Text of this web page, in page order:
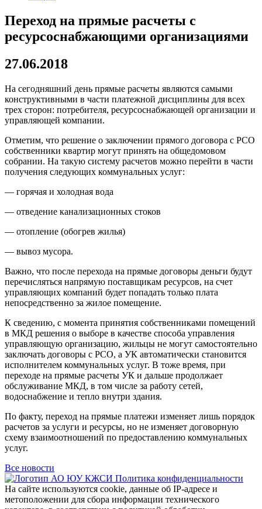
Переход на прямые расчеты с
ресурсоснабжающими организациями
27.06.2018
На сегодняшний день прямые расчеты являются самыми
конструктивными в части платежной дисциплины для всех
трех сторон: потребителя, ресурсоснабжающей организации и
управляющей компании.
Отметим, что решение о заключении прямого договора с РСО
собственники квартир могут принять на общедомовом
собрании. На такую систему расчетов можно перейти в части
получения следующих коммунальных услуг:
— горячая и холодная вода
— отведение канализационных стоков
— отопление (обогрев жилья)
— вывоз мусора.
Важно, что после перехода на прямые договоры деньги будут
перечисляться напрямую поставщикам ресурсов, на счет
управляющих компаний будет попадать только плата
непосредственно за жилое помещение.
К сведению, с момента принятия собственниками помещений
в МКД решения о выборе в качестве способа управления
управляющую организацию, жильцы не могут самостоятельно
заключать договоры с РСО, а УК автоматически становится
исполнителем коммунальных услуг. В тоже время, при
переходе на прямые расчеты УК и дальше продолжает
обслуживание МКД, в том числе за работу сетей,
водоснабжение и тепло внутри здания.
По факту, переход на прямые платежи изменяет лишь порядок
расчетов за услуги и ресурсы, но не изменяет договорную
схему взаимоотношений по предоставлению коммунальных
услуг.
Все новости
Политика конфиденциальности
На сайте используются cookie, данные об IP-адресе и
метоположении для сбора информации технического